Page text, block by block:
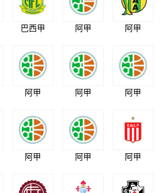
巴西甲 阿甲 阿甲
阿甲 阿甲 阿甲
阿甲 阿甲 阿甲